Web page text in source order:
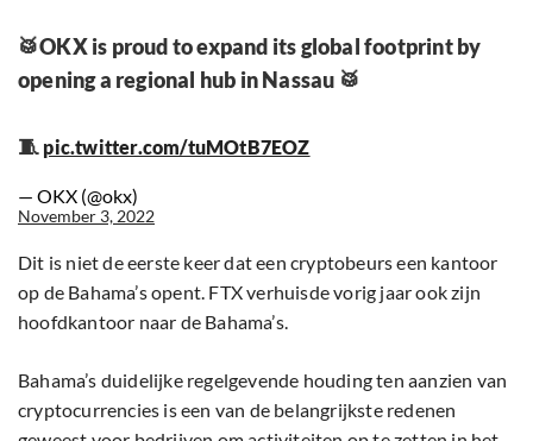
🥁OKX is proud to expand its global footprint by
opening a regional hub in Nassau 🥁
🧵 pic.twitter.com/tuMOtB7EOZ
— OKX (@okx)
November 3, 2022
Dit is niet de eerste keer dat een cryptobeurs een kantoor
op de Bahama’s opent. FTX verhuisde vorig jaar ook zijn
hoofdkantoor naar de Bahama’s.
Bahama’s duidelijke regelgevende houding ten aanzien van
cryptocurrencies is een van de belangrijkste redenen